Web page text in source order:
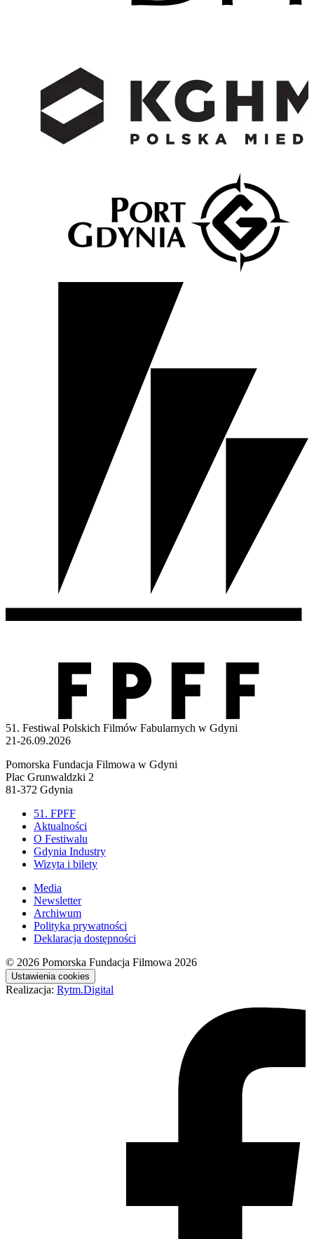
51. Festiwal Polskich Filmów Fabularnych w Gdyni
21-26.09.2026
Pomorska Fundacja Filmowa w Gdyni
Plac Grunwaldzki 2
81-372 Gdynia
51. FPFF
Aktualności
O Festiwalu
Gdynia Industry
Wizyta i bilety
Media
Newsletter
Archiwum
Polityka prywatności
Deklaracja dostępności
© 2026 Pomorska Fundacja Filmowa 2026
Ustawienia cookies
Realizacja: Rytm.Digital